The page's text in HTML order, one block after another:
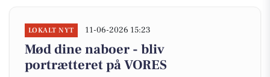
LOKALT NYT 11-06-2026 15:23
Mød dine naboer - bliv
portrætteret på VORES